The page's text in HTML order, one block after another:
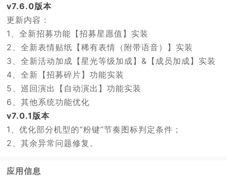
v7.6.0版本
更新内容：
1、全新招募功能【招募星愿值】实装
2、全新表情贴纸【稀有表情（附带语音）】实装
3、全新活动加成【星光等级加成】&【成员加成】实装
4、全新【招募碎片】功能实装
5、巡回演出【自动演出】功能实装
6、其他系统功能优化
v7.0.1版本
1、优化部分机型的“粉键”节奏图标判定条件；
2、其余异常问题修复。
应用信息